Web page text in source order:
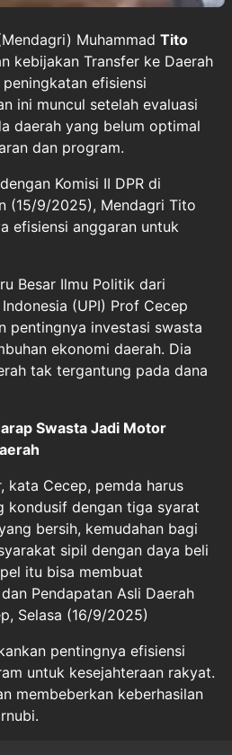
Muhammad Tito
kebijakan Transfer ke Daerah
efisiensi
ini muncul setelah evaluasi
daerah yang belum optimal
dan program.
Komisi II DPR di
(15/9/2025), Mendagri Tito
efisiensi anggaran untuk
Besar Ilmu Politik dari
(UPI) Prof Cecep
pentingnya investasi swasta
ekonomi daerah. Dia
tak tergantung pada dana
Swasta Jadi Motor
kata Cecep, pemda harus
kondusif dengan tiga syarat
bersih, kemudahan bagi
sipil dengan daya beli
itu bisa membuat
Pendapatan Asli Daerah
Selasa (16/9/2025)
pentingnya efisiensi
untuk kesejahteraan rakyat.
membeberkan keberhasilan